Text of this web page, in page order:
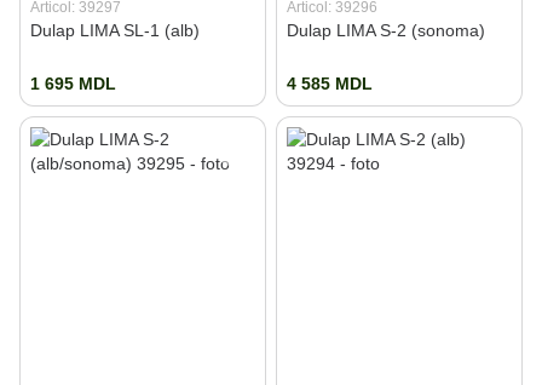
Articol: 39297
Dulap LIMA SL-1 (alb)
1 695 MDL
Articol: 39296
Dulap LIMA S-2 (sonoma)
4 585 MDL